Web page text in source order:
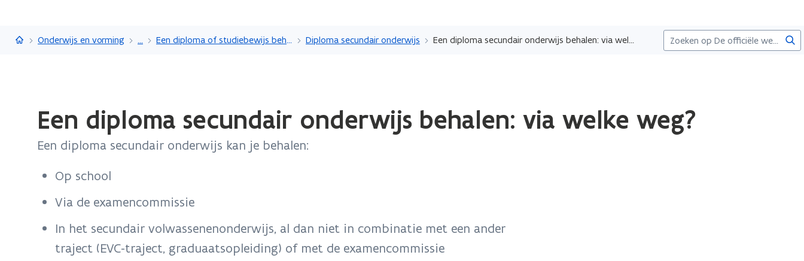
en
Vlaanderen.be
Onderwijs en vorming ... Een diploma of studiebewijs behalen Diploma secundair onderwijs Een diploma secundair onderwijs behalen: via welke weg?
laden.
diploma
Een diploma secundair onderwijs behalen: via welke weg?
Een diploma secundair onderwijs kan je behalen:
Op school
Via de examencommissie
In het secundair volwassenenonderwijs, al dan niet in combinatie met een ander
traject (EVC-traject, graduaatsopleiding) of met de examencommissie